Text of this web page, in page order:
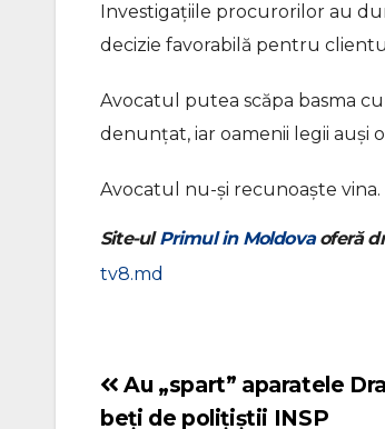
Investigațiile procurorilor au
decizie favorabilă pentru
Avocatul putea scăpa basma
denunțat, iar oamenii legii auși
Avocatul nu-și recunoaște vina.
Site-ulPrimul in Moldovaoferă
tv8.md
Navigare
Au „spart” aparatele
beți de polițiștii INSP